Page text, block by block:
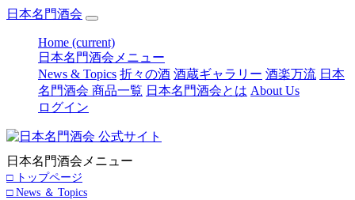
日本名門酒会
Home (current)
日本名門酒会メニュー
News & Topics 折々の酒 酒蔵ギャラリー 酒楽万流 日本
名門酒会 商品一覧 日本名門酒会とは About Us
ログイン
日本名門酒会メニュー
□ トップページ
□ News ＆ Topics